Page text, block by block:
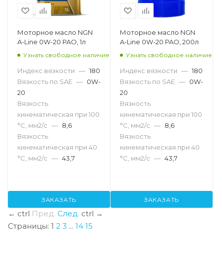
Моторное масло NGN
A-Line 0W-20 PAO, 1л
Узнать свободное наличие
Индекс вязкости — 180
Вязкость по SAE — 0W-
20
Вязкость
кинематическая при 100
°С, мм2/с — 8,6
Вязкость
кинематическая при 40
°С, мм2/с — 43,7
ЗАКАЗАТЬ
Моторное масло NGN
A-Line 0W-20 PAO, 200л
Узнать свободное наличие
Индекс вязкости — 180
Вязкость по SAE — 0W-
20
Вязкость
кинематическая при 100
°С, мм2/с — 8,6
Вязкость
кинематическая при 40
°С, мм2/с — 43,7
ЗАКАЗАТЬ
← ctrl Пред. След. ctrl →
Страницы: 1 2 3 ... 14 15